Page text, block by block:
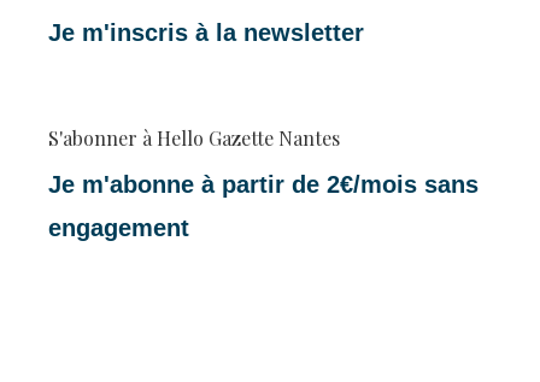
Je m'inscris à la newsletter
S'abonner à Hello Gazette Nantes
Je m'abonne à partir de 2€/mois sans
engagement